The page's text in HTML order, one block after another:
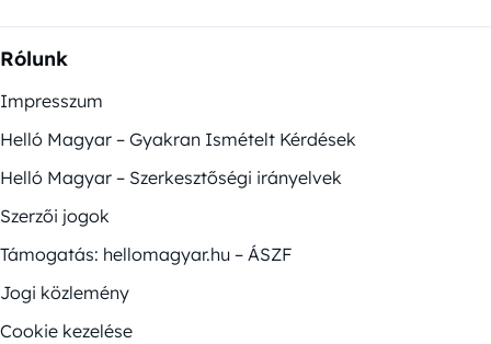
Rólunk
Impresszum
Helló Magyar – Gyakran Ismételt Kérdések
Helló Magyar – Szerkesztőségi irányelvek
Szerzői jogok
Támogatás: hellomagyar.hu – ÁSZF
Jogi közlemény
Cookie kezelése